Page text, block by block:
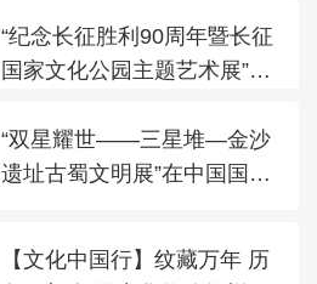
“纪念长征胜利90周年暨长征
国家文化公园主题艺术展”在
“双星耀世——三星堆—金沙
遗址古蜀文明展”在中国国家
【文化中国行】纹藏万年 历